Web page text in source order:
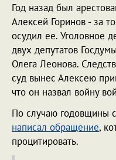
Год назад был
Алексей Горинов - за
осудил ее. Уголовное
двух депутатов
Олега Леонова.
суд вынес Алексею
что он назвал войну
По случаю годовщины
написал обращение,
процитировать.